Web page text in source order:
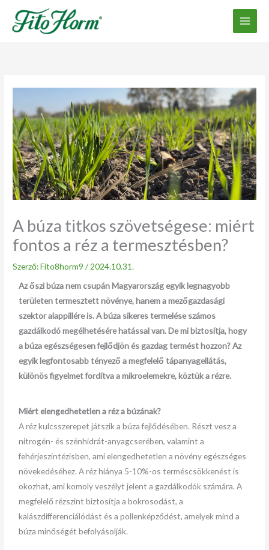
tartalomhoz
A búza titkos szövetségese: miért
fontos a réz a termesztésben?
Szerző:Fito8horm9/ 2024.10.31.
Az őszi búza nem csupán Magyarország egyik legnagyobb
területen termesztett növénye, hanem a mezőgazdasági
szektor alappillére is. A búza sikeres termelése számos
gazdálkodó megélhetésére hatással van. De mi biztosítja, hogy
a búza egészségesen fejlődjön és gazdag termést hozzon? Az
egyik legfontosabb tényező a megfelelő tápanyagellátás,
különös figyelmet fordítva a mikroelemekre, köztük a rézre.
Miért elengedhetetlen a réz a búzának?
A réz kulcsszerepet játszik a búza fejlődésében. Részt vesz a
nitrogén- és szénhidrát-anyagcserében, valamint a
fehérjeszintézisben, ami elengedhetetlen a növény egészséges
növekedéséhez. A réz hiánya 5-10%-os terméscsökkenést is
okozhat, ami komoly veszélyt jelent a gazdálkodók számára. A
megfelelő rézszint biztosítja a bokrosodást, a
kalászdifferenciálódást és a pollenképződést, amelyek mind a
búza minőségét befolyásolják.